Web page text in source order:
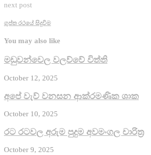
next post
ගුප්ත රථයේ සිදුවීම
You may also like
මඩුවන්වෙල වලව්වේ විත්ති
October 12, 2025
අපේ වැව් වනසන ආක්රමණික ශාක
October 10, 2025
රට රටවල අරුම පුදුම අවමංගල චාරිත්‍ර
October 9, 2025